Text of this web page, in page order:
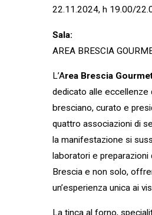
22.11.2024, h 19.00/
Sala:
AREA BRESCIA
L’Area Brescia
dedicato alle eccellenze
bresciano, curato e
quattro associazioni di
la manifestazione si
laboratori e preparazioni
Brescia e non solo,
un’esperienza unica ai